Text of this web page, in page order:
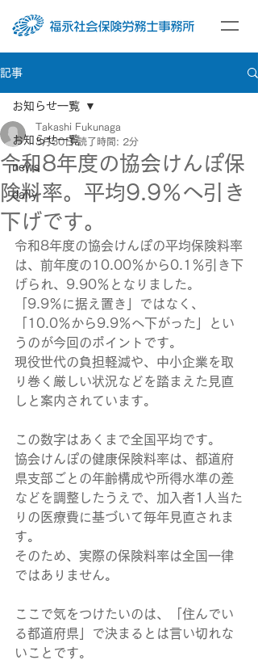
記事
お知らせ一覧
news
daily
お知らせ一覧
令和8年度の協会けんぽ保
険料率。平均9.9％へ引き
下げです。
Takashi Fukunaga
3月30日 読了時間: 2分
令和8年度の協会けんぽの平均保険料率
は、前年度の10.00％から0.1％引き下
げられ、9.90％となりました。
「9.9％に据え置き」ではなく、
「10.0％から9.9％へ下がった」とい
うのが今回のポイントです。
現役世代の負担軽減や、中小企業を取
り巻く厳しい状況などを踏まえた見直
しと案内されています。
この数字はあくまで全国平均です。
協会けんぽの健康保険料率は、都道府
県支部ごとの年齢構成や所得水準の差
などを調整したうえで、加入者1人当た
りの医療費に基づいて毎年見直されま
す。
そのため、実際の保険料率は全国一律
ではありません。
ここで気をつけたいのは、「住んでい
る都道府県」で決まるとは言い切れな
いことです。